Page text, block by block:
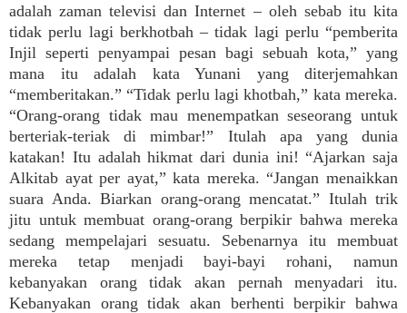
adalah zaman televisi dan Internet – oleh sebab itu kita
tidak perlu lagi berkhotbah – tidak lagi perlu “pemberita
Injil seperti penyampai pesan bagi sebuah kota,” yang
mana itu adalah kata Yunani yang diterjemahkan
“memberitakan.” “Tidak perlu lagi khotbah,” kata mereka.
“Orang-orang tidak mau menempatkan seseorang untuk
berteriak-teriak di mimbar!” Itulah apa yang dunia
katakan! Itu adalah hikmat dari dunia ini! “Ajarkan saja
Alkitab ayat per ayat,” kata mereka. “Jangan menaikkan
suara Anda. Biarkan orang-orang mencatat.” Itulah trik
jitu untuk membuat orang-orang berpikir bahwa mereka
sedang mempelajari sesuatu. Sebenarnya itu membuat
mereka tetap menjadi bayi-bayi rohani, namun
kebanyakan orang tidak akan pernah menyadari itu.
Kebanyakan orang tidak akan berhenti berpikir bahwa